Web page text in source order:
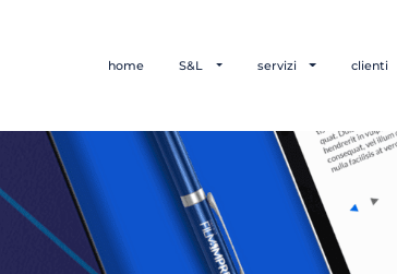
home S&L servizi clienti